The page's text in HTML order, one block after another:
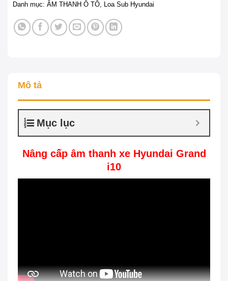
Danh mục: ÂM THANH Ô TÔ, Loa Sub Hyundai
Mô tả
Mục lục
Nâng cấp âm thanh xe Hyundai Grand
i10